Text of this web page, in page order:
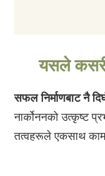
यसले कसरी
सफल निर्माणबाट नै
नार्कोननको उत्कृष्ट
तत्वहरूले एकसाथ काम